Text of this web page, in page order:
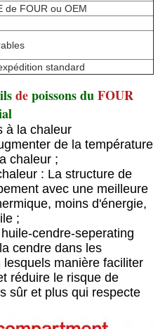
de FOUR ou OEM
standard
depoissons duFOUR
à la chaleur
de la température
chaleur ;
: La structure de
avec une meilleure
moins d'énergie,
;
cendre-seperating
cendre dans les
manière faciliter
réduire le risque de
sûr et plus qui respecte